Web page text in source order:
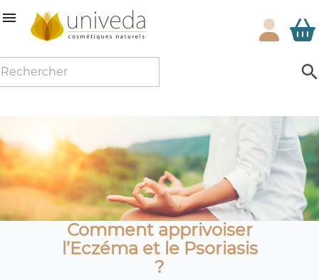

Comment apprivoiser
l’Eczéma et le Psoriasis
?